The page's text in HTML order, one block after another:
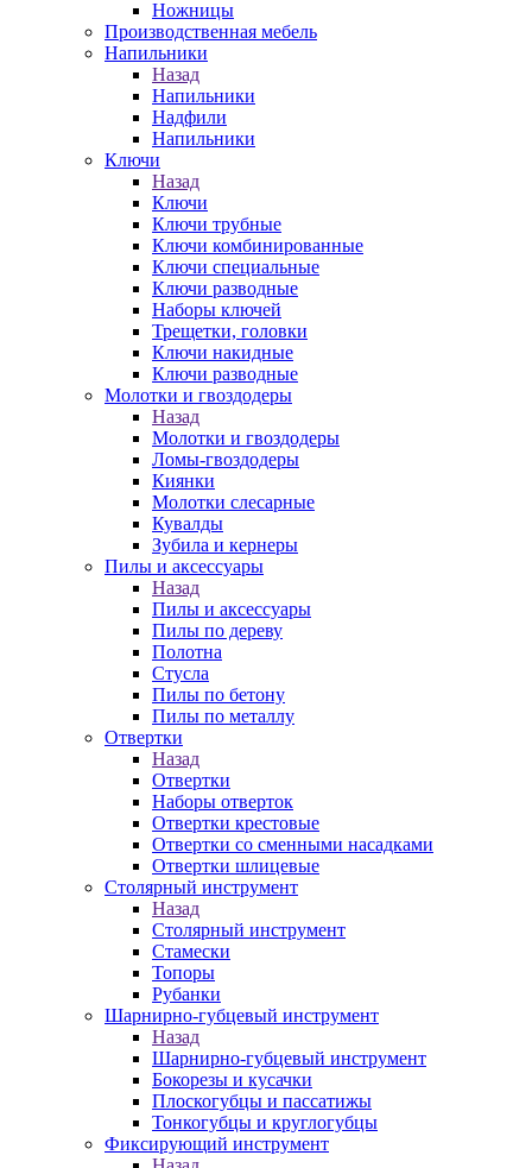
Ножницы
Производственная мебель
Напильники
Назад
Напильники
Надфили
Напильники
Ключи
Назад
Ключи
Ключи трубные
Ключи комбинированные
Ключи специальные
Ключи разводные
Наборы ключей
Трещетки, головки
Ключи накидные
Ключи разводные
Молотки и гвоздодеры
Назад
Молотки и гвоздодеры
Ломы-гвоздодеры
Киянки
Молотки слесарные
Кувалды
Зубила и кернеры
Пилы и аксессуары
Назад
Пилы и аксессуары
Пилы по дереву
Полотна
Стусла
Пилы по бетону
Пилы по металлу
Отвертки
Назад
Отвертки
Наборы отверток
Отвертки крестовые
Отвертки со сменными насадками
Отвертки шлицевые
Столярный инструмент
Назад
Столярный инструмент
Стамески
Топоры
Рубанки
Шарнирно-губцевый инструмент
Назад
Шарнирно-губцевый инструмент
Бокорезы и кусачки
Плоскогубцы и пассатижы
Тонкогубцы и круглогубцы
Фиксирующий инструмент